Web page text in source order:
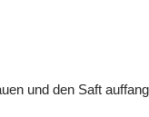
und den Saft